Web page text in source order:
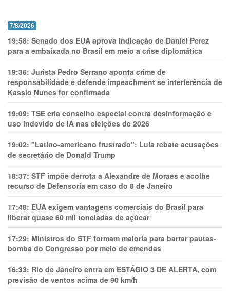
7/8/2026
19:58: Senado dos EUA aprova indicação de Daniel Perez
para a embaixada no Brasil em meio a crise diplomática
19:36: Jurista Pedro Serrano aponta crime de
responsabilidade e defende impeachment se interferência de
Kassio Nunes for confirmada
19:09: TSE cria conselho especial contra desinformação e
uso indevido de IA nas eleições de 2026
19:02: "Latino-americano frustrado": Lula rebate acusações
de secretário de Donald Trump
18:37: STF impõe derrota a Alexandre de Moraes e acolhe
recurso de Defensoria em caso do 8 de Janeiro
17:48: EUA exigem vantagens comerciais do Brasil para
liberar quase 60 mil toneladas de açúcar
17:29: Ministros do STF formam maioria para barrar pautas-
bomba do Congresso por meio de emendas
16:33: Rio de Janeiro entra em ESTÁGIO 3 DE ALERTA, com
previsão de ventos acima de 90 km/h